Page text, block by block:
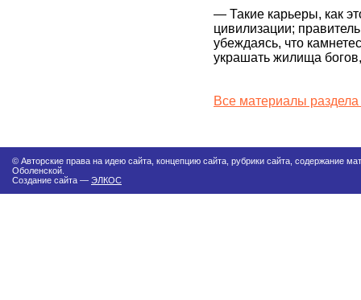
— Такие карьеры, как
цивилизации;
убеждаясь, что
украшать жилища
Все материалы
© Авторские права на идею сайта, концепцию сайта, рубрики сайта, содержание
Оболенской.
Создание сайта — ЭЛКОС